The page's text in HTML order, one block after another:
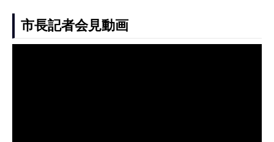
市長記者会見動画